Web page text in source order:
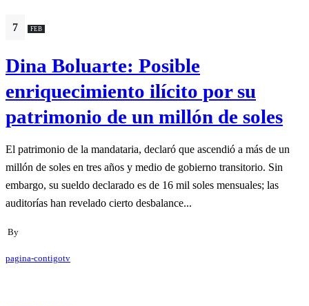
7 FEB
Dina Boluarte: Posible
enriquecimiento ilícito por su
patrimonio de un millón de soles
El patrimonio de la mandataria, declaró que ascendió a más de un
millón de soles en tres años y medio de gobierno transitorio. Sin
embargo, su sueldo declarado es de 16 mil soles mensuales; las
auditorías han revelado cierto desbalance...
By
pagina-contigotv